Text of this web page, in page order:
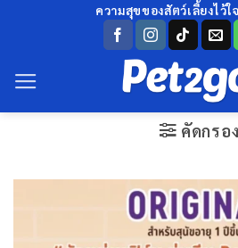
เนื้อหา
ความสุขของสัตว์เลี้ยงไว้ใ
คัดกรอง